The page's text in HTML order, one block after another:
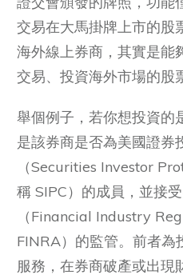
交易在大馬掛牌上市的股
海外線上券商，其實是能
交易、投資海外市場的股
舉個例子，若你想投資的
是該券商是否為美國證券
（Securities Investor
稱 SIPC）的成員，並接
（Financial Industry
FINRA）的監管。前者為
服務，在券商破產或出現